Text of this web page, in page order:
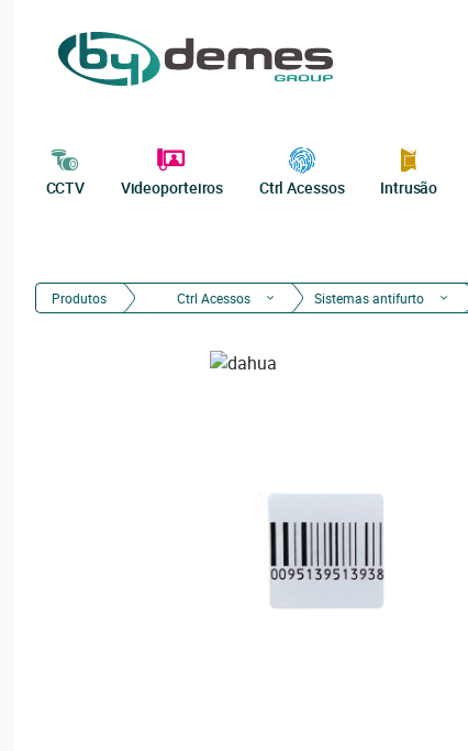
CCTV Videoporteiros Ctrl Acessos Intrusão
Produtos Ctrl Acessos Sistemas antifurto